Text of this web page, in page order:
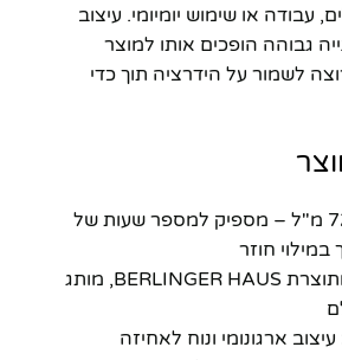
עבודה או שימוש יומיומי. עיצוב
גבוהה הופכים אותו למוצר
לשמור על הידרציה תוך כדי
720 מ"ל – מספיק למספר שעות של
חוזר
מתוצרת BERLINGER HAUS, מותג
עיצוב ארגונומי ונוח לאחיזה